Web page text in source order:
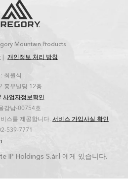
Mountain Products
개인정보 처리 방침
최원식
홍우빌딩 12층
사업자정보확인
강남-00754호
스를 제공합니다. 서비스 가입사실 확인
539-7771
IP Holdings S.àr.l 에게 있습니다.